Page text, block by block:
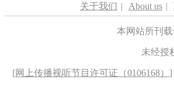
关于我们 | About us |
本网站所刊
未经授
[网上传播视听节目许可证（0106168） ]